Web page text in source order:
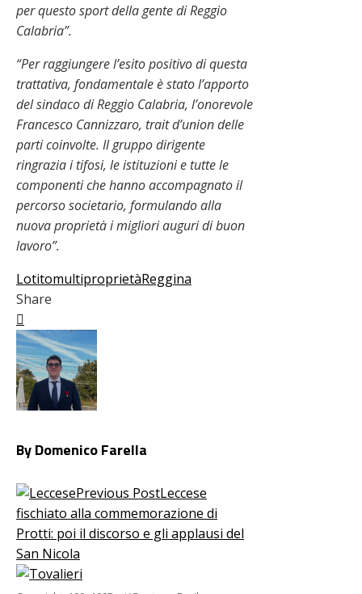
per questo sport della gente di Reggio
Calabria”.
“Per raggiungere l’esito positivo di questa
trattativa, fondamentale è stato l’apporto
del sindaco di Reggio Calabria, l’onorevole
Francesco Cannizzaro, trait d’union delle
parti coinvolte. Il gruppo dirigente
ringrazia i tifosi, le istituzioni e tutte le
componenti che hanno accompagnato il
percorso societario, formulando alla
nuova proprietà i migliori auguri di buon
lavoro”.
LotitomultiproprietàReggina
Share
Facebook
Twitter
LinkedIn
Pinterest
By Domenico Farella
Previous PostLeccese
fischiato alla commemorazione di
Protti: poi il discorso e gli applausi del
San Nicola